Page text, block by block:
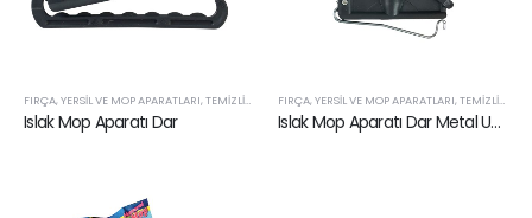
FIRÇA, YERSIL VE MOP APARATLARI,TEMIZLIK APARATLARI VE SARF ÜRÜNLERI
Islak Mop Aparatı Dar
FIRÇA, YERSIL VE MOP APARATLARI,TEMIZLIK APARATLARI VE SARF ÜRÜNLERI
Islak Mop Aparatı Dar Metal Uçlu